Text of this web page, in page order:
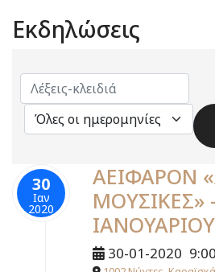
Εκδηλώσεις
30
Ιαν
2020
ΑΕΙΦΑΡΟΝ
30-01-2020